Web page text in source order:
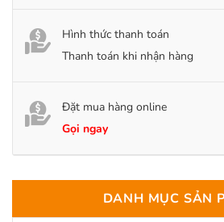
Hình thức thanh toán
Thanh toán khi nhận hàng
Đặt mua hàng online
Gọi ngay
DANH MỤC SẢN